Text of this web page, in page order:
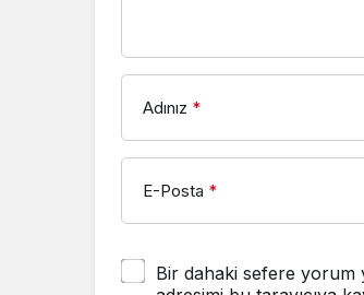
Adınız *
E-Posta *
Bir dahaki sefere yorum